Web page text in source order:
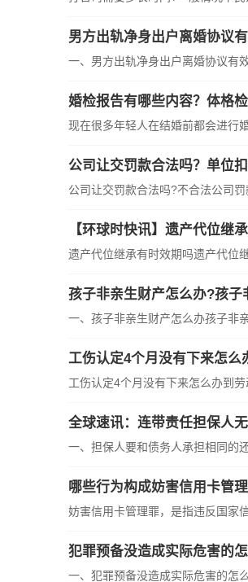
男方出轨净身出户离婚协议
一、男方出轨净身出户离婚协议有
婚检报告有哪些内容？体格
现在很多年轻人在结婚前都会进行
公司让交罚款合法吗？单位
公司让交罚款合法吗?不合法公司
【环球时快讯】遗产代位继
遗产代位继承有时效期吗遗产代位
孩子非亲生财产怎么办?孩
一、孩子非亲生财产怎么办孩子非
工伤认定4个月没有下来怎么
工伤认定4个月没有下来怎么办到
全球速讯：连带责任担保人
一、担保人要和债务人承担相同的
哪些行为构成妨害信用卡管
妨害信用卡管理罪，是指违反国家
犯罪预备没造成实际危害的怎
一、犯罪预备没造成实际危害的怎